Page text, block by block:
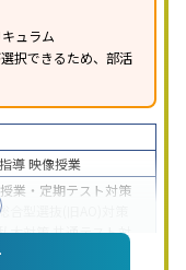
ュラム
択できるため、部活
導映像授業
授業・定期テスト対策
合型選抜(旧AO)対策
大対策共通テスト対
字検定)対策